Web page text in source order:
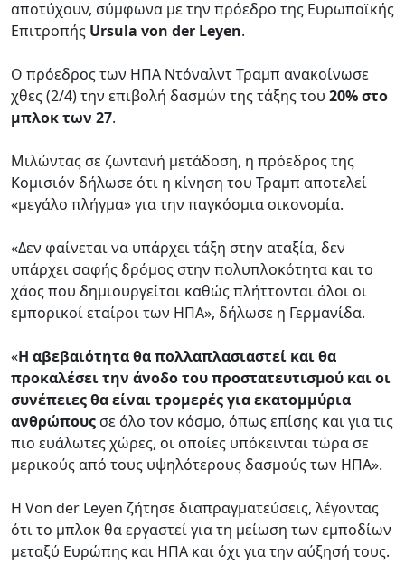
αποτύχουν, σύμφωνα με την πρόεδρο της Ευρωπαϊκής
Επιτροπής Ursula von der Leyen.
Ο πρόεδρος των ΗΠΑ Ντόναλντ Τραμπ ανακοίνωσε
χθες (2/4) την επιβολή δασμών της τάξης του 20% στο
μπλοκ των 27.
Μιλώντας σε ζωντανή μετάδοση, η πρόεδρος της
Κομισιόν δήλωσε ότι η κίνηση του Τραμπ αποτελεί
«μεγάλο πλήγμα» για την παγκόσμια οικονομία.
«Δεν φαίνεται να υπάρχει τάξη στην αταξία, δεν
υπάρχει σαφής δρόμος στην πολυπλοκότητα και το
χάος που δημιουργείται καθώς πλήττονται όλοι οι
εμπορικοί εταίροι των ΗΠΑ», δήλωσε η Γερμανίδα.
«Η αβεβαιότητα θα πολλαπλασιαστεί και θα
προκαλέσει την άνοδο του προστατευτισμού και οι
συνέπειες θα είναι τρομερές για εκατομμύρια
ανθρώπους σε όλο τον κόσμο, όπως επίσης και για τις
πιο ευάλωτες χώρες, οι οποίες υπόκεινται τώρα σε
μερικούς από τους υψηλότερους δασμούς των ΗΠΑ».
Η Von der Leyen ζήτησε διαπραγματεύσεις, λέγοντας
ότι το μπλοκ θα εργαστεί για τη μείωση των εμποδίων
μεταξύ Ευρώπης και ΗΠΑ και όχι για την αύξησή τους.